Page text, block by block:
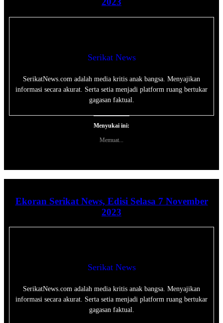
Serikat News
SerikatNews.com adalah media kritis anak bangsa. Menyajikan
informasi secara akurat. Serta setia menjadi platform ruang bertukar
gagasan faktual.
Menyukai ini:
Memuat...
Ekoran Serikat News, Edisi Selasa 7 November
2023
Serikat News
SerikatNews.com adalah media kritis anak bangsa. Menyajikan
informasi secara akurat. Serta setia menjadi platform ruang bertukar
gagasan faktual.